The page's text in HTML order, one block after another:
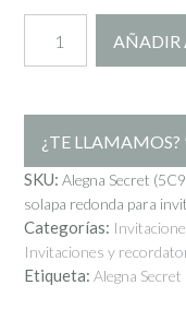
Paquete
de
sobres
color
crema
y
solapa
AÑADIR
SKU: Alegna Secret
solapa redonda para
Categorías:
Invitaciones y
Etiqueta: Alegna Secret